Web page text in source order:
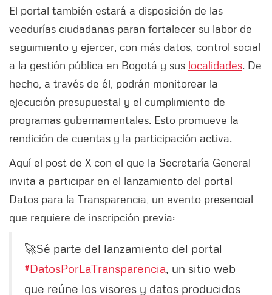
El portal también estará a disposición de las
veedurías ciudadanas paran fortalecer su labor de
seguimiento y ejercer, con más datos, control social
a la gestión pública en Bogotá y sus localidades. De
hecho, a través de él, podrán monitorear la
ejecución presupuestal y el cumplimiento de
programas gubernamentales. Esto promueve la
rendición de cuentas y la participación activa.
Aquí el post de X con el que la Secretaría General
invita a participar en el lanzamiento del portal
Datos para la Transparencia, un evento presencial
que requiere de inscripción previa:
🚀Sé parte del lanzamiento del portal
#DatosPorLaTransparencia, un sitio web
que reúne los visores y datos producidos